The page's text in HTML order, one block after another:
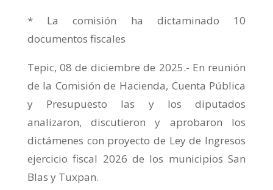
* La comisión ha dictaminado 10
documentos fiscales
Tepic, 08 de diciembre de 2025.- En reunión
de la Comisión de Hacienda, Cuenta Pública
y Presupuesto las y los diputados
analizaron, discutieron y aprobaron los
dictámenes con proyecto de Ley de Ingresos
ejercicio fiscal 2026 de los municipios San
Blas y Tuxpan.